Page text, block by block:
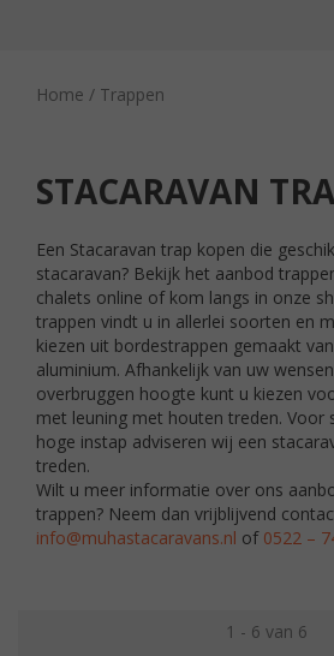
Home / Trappen
STACARAVAN
Een Stacaravan trap kopen die
stacaravan? Bekijk het aanbod
chalets online of kom langs in onze
trappen vindt u in allerlei soorten en
kiezen uit bordestrappen gemaakt
aluminium. Afhankelijk van uw
overbruggen hoogte kunt u kiezen
met leuning met houten treden. Voor
hoge instap adviseren wij een
treden.
Wilt u meer informatie over ons
trappen? Neem dan vrijblijvend
info@muhastacaravans.nl of 0522 –
1 - 6 van 6